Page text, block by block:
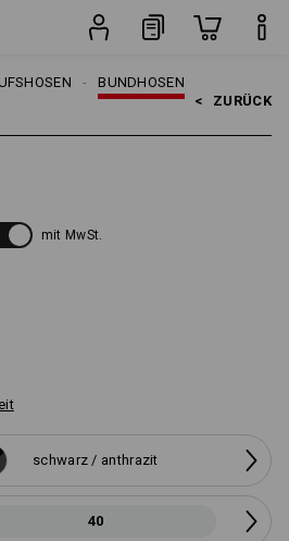
BUNDHOSEN
< ZURÜCK
mit MwSt.
schwarz / anthrazit
40